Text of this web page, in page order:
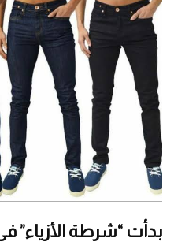
بدأت “شرطة الأزياء”